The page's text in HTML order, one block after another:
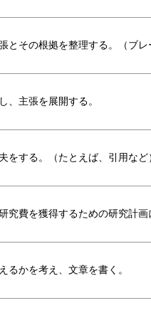
とその根拠を整理する。（ブレ
、主張を展開する。
をする。（たとえば、引用など
究費を獲得するための研究計画
るかを考え、文章を書く。